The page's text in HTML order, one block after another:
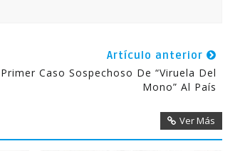
Artículo anterior
Caso Sospechoso De “viruela Del
Mono” Al País
Ver Más